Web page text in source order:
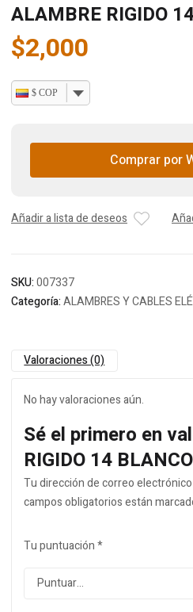
ALAMBRE RIGIDO
$2,000
$ COP
Comprar por
Añadir a lista de deseos
SKU:007337
Categoría:ALAMBRES Y CABLES
Valoraciones (0)
No hay valoraciones aún.
Sé el primero en
RIGIDO 14
Tu dirección de correo
campos obligatorios están
Tu puntuación*